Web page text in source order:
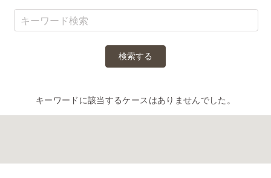
検索する
キーワードに該当するケースはありませんでした。